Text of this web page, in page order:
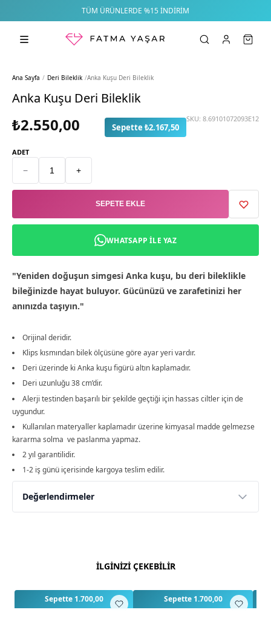
TÜM ÜRÜNLERDE %15 İNDIRIM
Ana Sayfa / Deri Bileklik /Anka Kuşu Deri Bileklik
Anka Kuşu Deri Bileklik
₺2.550,00 Sepette ₺2.167,50
SKU: 8.69101072093E12
ADET
− +
SEPETE EKLE
WHATSAPP ILE YAZ
"Yeniden doğuşun simgesi Anka kuşu, bu deri bileklikle
bileğinizde hayat buluyor. Gücünüzü ve zarafetinizi her
anınızda taşıyın."
Orijinal deridir.
Klips kısmından bilek ölçüsüne göre ayar yeri vardır.
Deri üzerinde ki Anka kuşu figürü altın kaplamadır.
Deri uzunluğu 38 cm’dir.
Alerji testinden başarılı bir şekilde geçtiği için hassas ciltler için de
uygundur.
Kullanılan materyaller kaplamadır üzerine kimyasal madde gelmezse
kararma solma ve paslanma yapmaz.
2 yıl garantilidir.
1-2 iş günü içerisinde kargoya teslim edilir.
Değerlendirmeler
Bu ürün için henüz değerlendirme yapılmamış.
İLGİNİZİ ÇEKEBİLİR
Sepette 1.700,00 Sepette 1.700,00